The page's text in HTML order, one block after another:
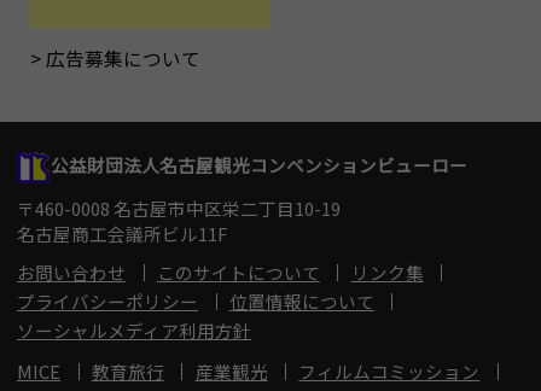
広告募集について
公益財団法人名古屋観光コンベンションビューロー
〒460-0008 名古屋市中区栄二丁目10-19
名古屋商工会議所ビル11F
お問い合わせ
このサイトについて
リンク集
プライバシーポリシー
位置情報について
ソーシャルメディア利用方針
MICE
教育旅行 産業観光
フィルムコミッション